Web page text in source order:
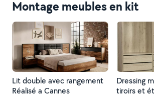
Montage meubles en kit
Lit double avec rangement
Réalisé a Cannes
Dressing
tiroirs et